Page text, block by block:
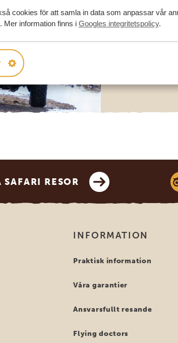
cookies för att samla in data som anpassar vår
Mer information finns i Googles integritetspolicy.
RESOR
INFORMATION
Praktisk information
Våra garantier
Ansvarsfullt resande
Flying doctors